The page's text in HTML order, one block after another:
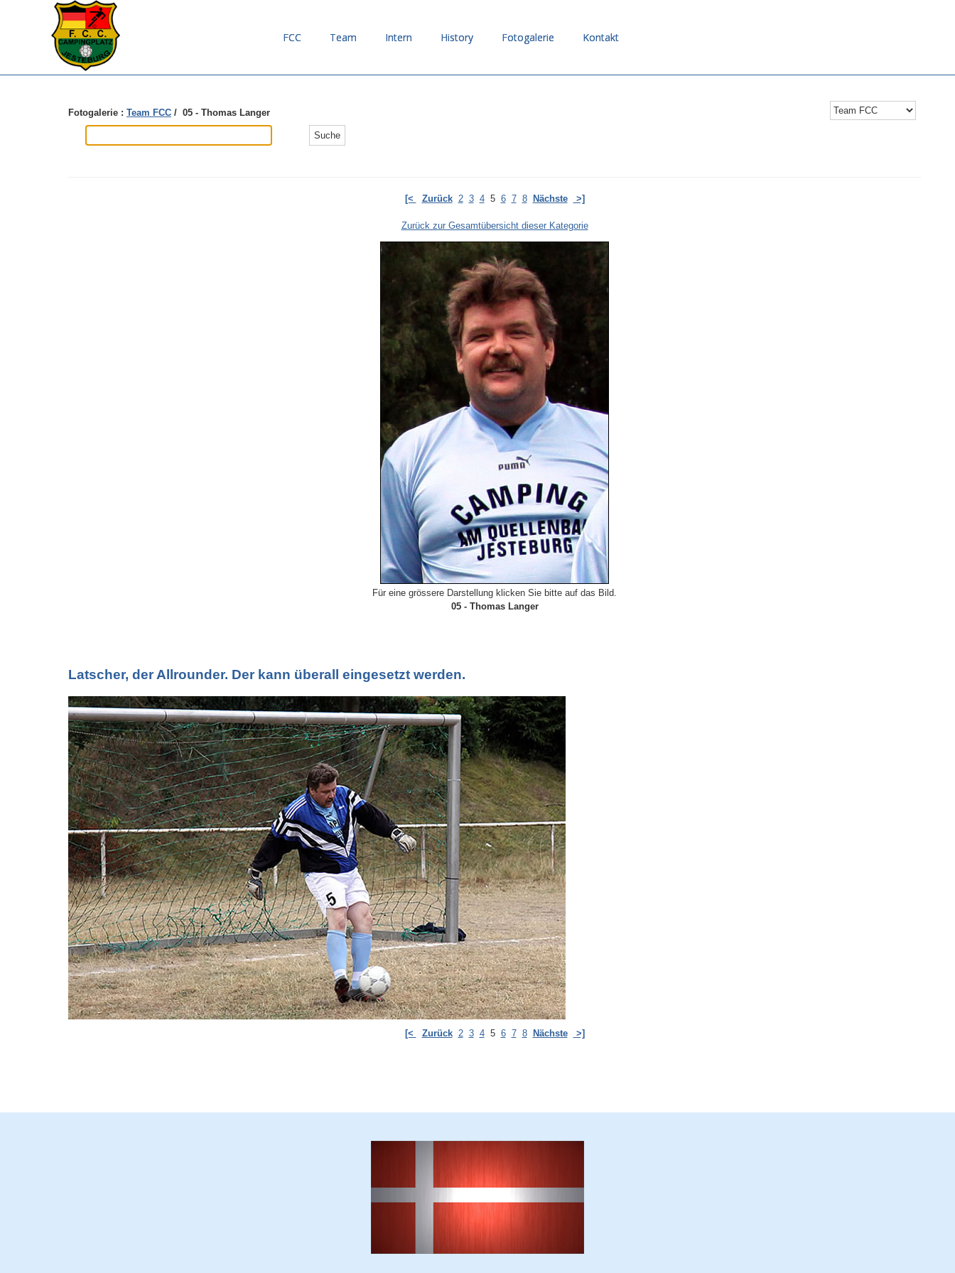
FCC Team Intern History Fotogalerie Kontakt
Fotogalerie : Team FCC / 05 - Thomas Langer
[< Zurück 2 3 45 6 7 8 Nächste >]
Zurück zur Gesamtübersicht dieser Kategorie
Für eine grössere Darstellung klicken Sie bitte auf das Bild.
05 - Thomas Langer
Latscher, der Allrounder. Der kann überall eingesetzt werden.
[< Zurück 2 3 45 6 7 8 Nächste >]